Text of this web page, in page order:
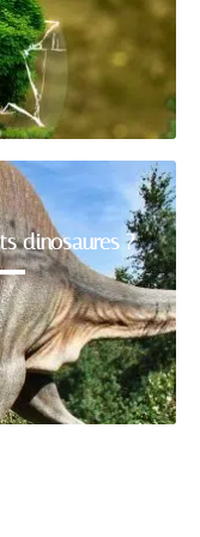
dinosaures ?